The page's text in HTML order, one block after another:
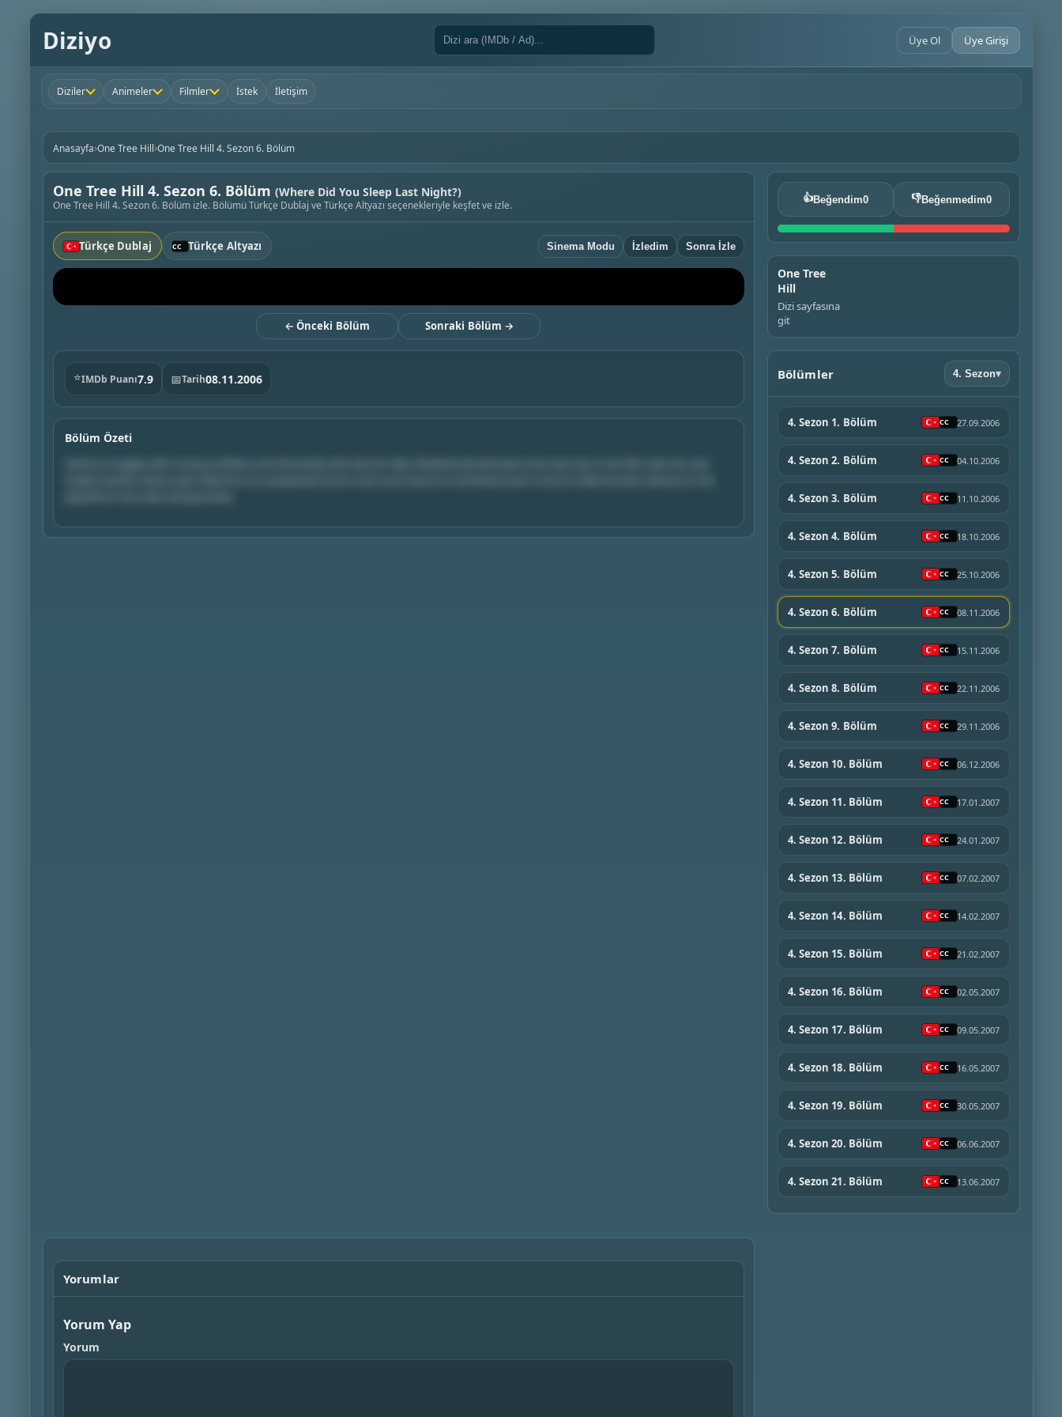
Diziyo Üye Ol Üye Girişi
Diziler Animeler Filmler İstek İletişim
Anasayfa›One Tree Hill›One Tree Hill 4. Sezon 6. Bölüm
One Tree Hill 4. Sezon 6. Bölüm (Where Did You Sleep Last Night?)
One Tree Hill 4. Sezon 6. Bölüm izle. Bölümü Türkçe Dublaj ve Türkçe Altyazı seçenekleriyle keşfet ve izle.
Türkçe Dublaj Türkçe Altyazı Sinema Modu İzledim Sonra İzle
← Önceki Bölüm Sonraki Bölüm →
⭐IMDb Puanı7.9 📅Tarih08.11.2006
Bölüm Özeti
👍Beğendim0 👎Beğenmedim0
One Tree
Hill
Dizi sayfasına
git
Bölümler 4. Sezon▾
4. Sezon 1. Bölüm 27.09.2006
4. Sezon 2. Bölüm 04.10.2006
4. Sezon 3. Bölüm 11.10.2006
4. Sezon 4. Bölüm 18.10.2006
4. Sezon 5. Bölüm 25.10.2006
4. Sezon 6. Bölüm 08.11.2006
4. Sezon 7. Bölüm 15.11.2006
4. Sezon 8. Bölüm 22.11.2006
4. Sezon 9. Bölüm 29.11.2006
4. Sezon 10. Bölüm 06.12.2006
4. Sezon 11. Bölüm 17.01.2007
4. Sezon 12. Bölüm 24.01.2007
4. Sezon 13. Bölüm 07.02.2007
4. Sezon 14. Bölüm 14.02.2007
4. Sezon 15. Bölüm 21.02.2007
4. Sezon 16. Bölüm 02.05.2007
4. Sezon 17. Bölüm 09.05.2007
4. Sezon 18. Bölüm 16.05.2007
4. Sezon 19. Bölüm 30.05.2007
4. Sezon 20. Bölüm 06.06.2007
4. Sezon 21. Bölüm 13.06.2007
Yorumlar
Yorum Yap
Yorum